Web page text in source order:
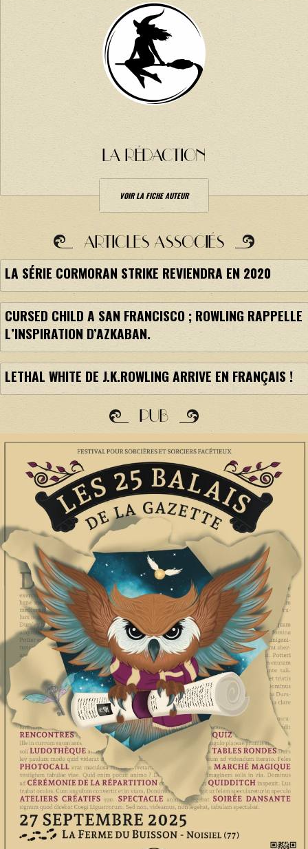
LA RÉDACTION
VOIR LA FICHE AUTEUR
ARTICLES ASSOCIÉS
LA SÉRIE CORMORAN STRIKE REVIENDRA EN 2020
CURSED CHILD A SAN FRANCISCO ; ROWLING RAPPELLE
L’INSPIRATION D’AZKABAN.
LETHAL WHITE DE J.K.ROWLING ARRIVE EN FRANÇAIS !
PUB